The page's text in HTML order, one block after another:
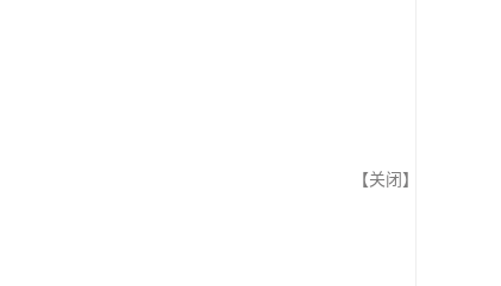
【关闭 】